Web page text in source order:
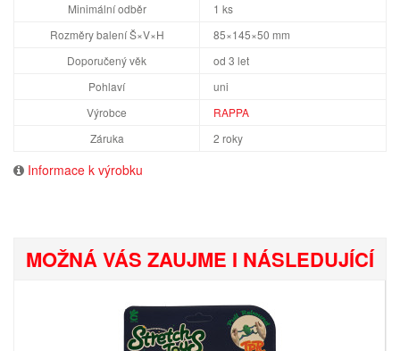
Minimální odběr
1 ks
Rozměry balení Š×V×H
85×145×50 mm
Doporučený věk
od 3 let
Pohlaví
uni
Výrobce
RAPPA
Záruka
2 roky
Informace k výrobku
MOŽNÁ VÁS ZAUJME I NÁSLEDUJÍCÍ